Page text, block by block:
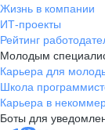
Жизнь в компании
ИТ-проекты
Рейтинг
Молодым
Карьера для
Школа
Карьера в
Боты для